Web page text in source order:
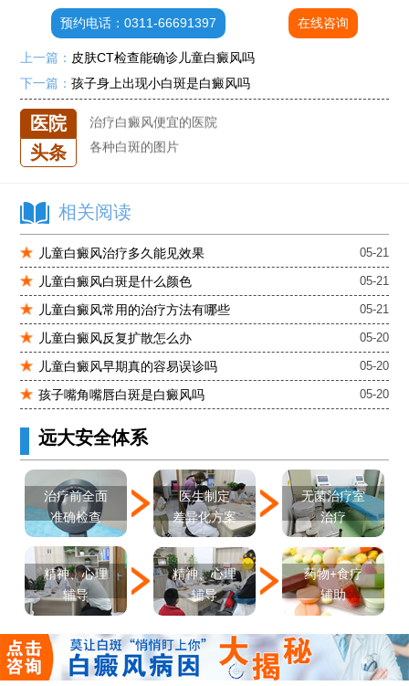
预约电话：0311-66691397 在线咨询
上一篇： 皮肤CT检查能确诊儿童白癜风吗
下一篇：孩子身上出现小白斑是白癜风吗
医院
头条
小孩有白斑是怎么回事
石家庄治白癜风的正规医院
石家庄远大中医皮肤医院怎么样
石家庄专治白斑医院
各种白斑的图片
肚子上有几块白色斑块怎么治
相关阅读
儿童白癜风治疗多久能见效果 05-21
儿童白癜风白斑是什么颜色 05-21
儿童白癜风常用的治疗方法有哪些 05-21
儿童白癜风反复扩散怎么办 05-20
儿童白癜风早期真的容易误诊吗 05-20
孩子嘴角嘴唇白斑是白癜风吗 05-20
远大安全体系
治疗前全面
准确检查
医生制定
差异化方案
无菌治疗室
治疗
精神、心理
辅导
精神、心理
辅导
药物+食疗
辅助